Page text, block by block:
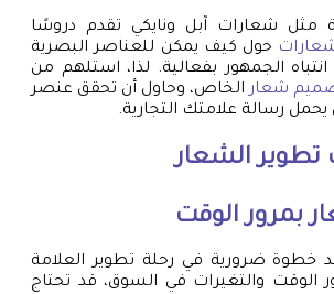
مثل شعارات آبل ونايكي تقدم دروسًا
حول كيف يمكن للعناصر البصرية
الجمهور بفعالية. لذا، استلهم من
شعارالخاص، وحاول أن تحقق عنصر
رسالة علامتك التجارية.
تطوير الشعار
بمرور الوقت
خطوة ضرورية في رحلة تطوير العلامة
الوقت والتغيرات في السوق، قد تحتاج